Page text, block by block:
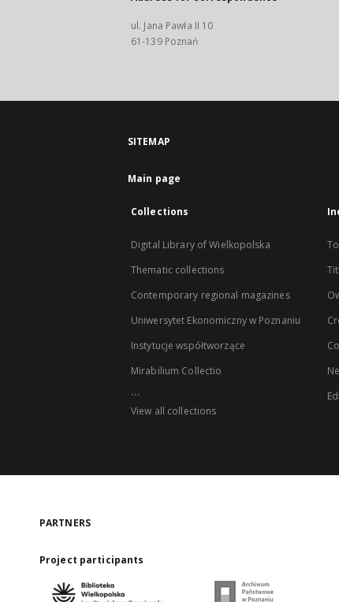
ul. Jana Pawła II 10
61-139 Poznań
SITEMAP
Main page
Collections
Digital Library of Wielkopolska
Thematic collections
Contemporary regional magazines
Uniwersytet Ekonomiczny w Poznaniu
Instytucje współtworzące
Mirabilium Collectio
...
View all collections
PARTNERS
Project participants